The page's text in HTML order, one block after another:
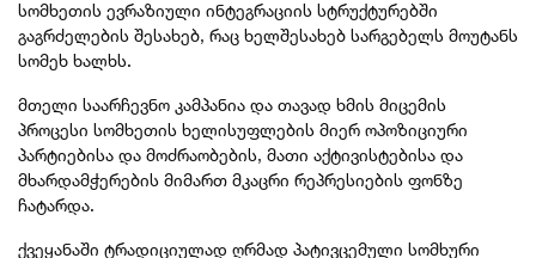
სომხეთის ევრაზიული ინტეგრაციის სტრუქტურებში
გაგრძელების შესახებ, რაც ხელშესახებ სარგებელს მოუტანს
სომეხ ხალხს.
მთელი საარჩევნო კამპანია და თავად ხმის მიცემის
პროცესი სომხეთის ხელისუფლების მიერ ოპოზიციური
პარტიებისა და მოძრაობების, მათი აქტივისტებისა და
მხარდამჭერების მიმართ მკაცრი რეპრესიების ფონზე
ჩატარდა.
ქვეყანაში ტრადიციულად ღრმად პატივცემული სომხური